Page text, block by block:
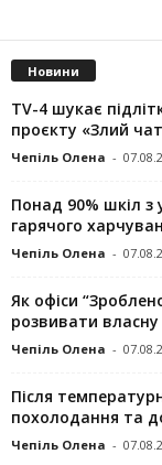
Новини
TV-4 шукає
проєкту «Злий
Чепіль Олена -
Понад 90% шкіл з
гарячого
Чепіль Олена -
Як офіси
розвивати власну
Чепіль Олена -
Після
похолодання та
Чепіль Олена -